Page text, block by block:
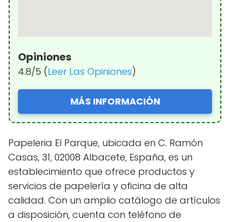
Opiniones
4.8/5 (Leer Las Opiniones)
MÁS INFORMACIÓN
Papeleria El Parque, ubicada en C. Ramón
Casas, 31, 02008 Albacete, España, es un
establecimiento que ofrece productos y
servicios de papelería y oficina de alta
calidad. Con un amplio catálogo de artículos
a disposición, cuenta con teléfono de